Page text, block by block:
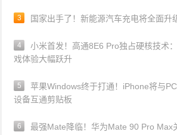
3 国家出手了！新能源汽车充电将全面升
4
小米首发！高通8E6 Pro独占硬核技术
戏体验大幅跃升
5
苹果Windows终于打通！iPhone将与
设备互通剪贴板
6
最强Mate降临！华为Mate 90 Pro Max